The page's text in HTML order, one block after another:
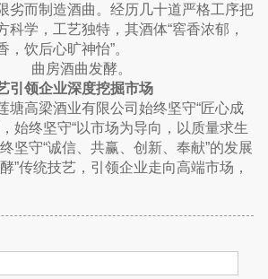
劣而制造酒曲。经历几十道严格工序把
科学，工艺独特，其酒体“窖香浓郁，
饮后心旷神怡”。
曲房酒曲发酵。
引领企业深度挖掘市场
塘高梁酒业有限公司始终坚守“匠心成
始终坚守“以市场为导向，以质量求生
坚守“诚信、共赢、创新、奉献”的发展
”传统技艺，引领企业走向高端市场，